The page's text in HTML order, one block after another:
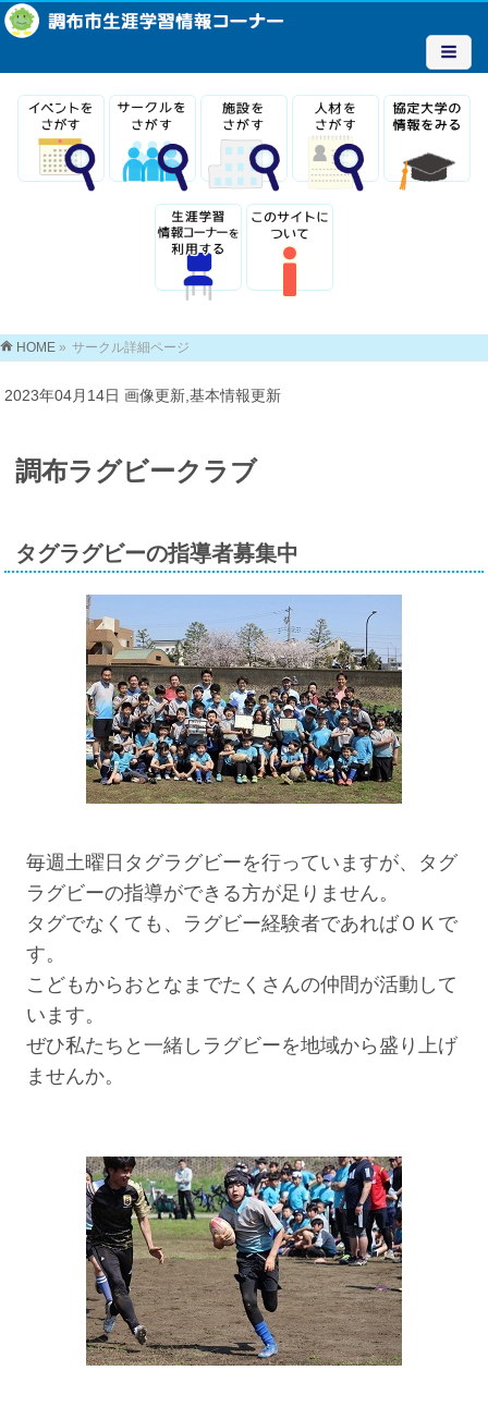
HOME » サークル詳細ページ
2023年04月14日 画像更新,基本情報更新
調布ラグビークラブ
タグラグビーの指導者募集中
毎週土曜日タグラグビーを行っていますが、タグ
ラグビーの指導ができる方が足りません。
タグでなくても、ラグビー経験者であればＯＫで
す。
こどもからおとなまでたくさんの仲間が活動して
います。
ぜひ私たちと一緒しラグビーを地域から盛り上げ
ませんか。